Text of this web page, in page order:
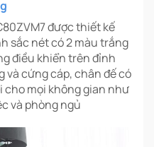
được thiết kế
sắc nét có 2 màu trắng
điều khiển trên đỉnh
và cứng cáp, chân đế có
cho mọi không gian như
và phòng ngủ